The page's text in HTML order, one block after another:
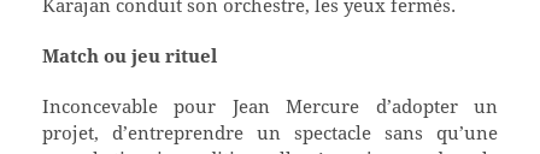
Karajan conduit son orchestre, les yeux fermés.
Match ou jeu rituel
Inconcevable pour Jean Mercure d’adopter un
projet, d’entreprendre un spectacle sans qu’une